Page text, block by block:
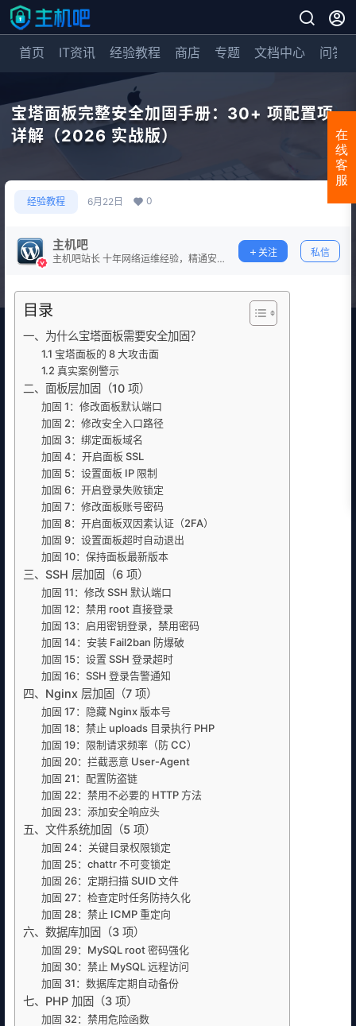
首页 IT资讯 经验教程 商店 专题 文档中心 问答
宝塔面板完整安全加固手册：30+ 项配置项
详解（2026 实战版）
经验教程 6月22日 0
主机吧
主机吧站长 十年网络运维经验，精通安
关注 私信
目录
一、为什么宝塔面板需要安全加固？
1.1 宝塔面板的 8 大攻击面
1.2 真实案例警示
二、面板层加固（10 项）
加固 1：修改面板默认端口
加固 2：修改安全入口路径
加固 3：绑定面板域名
加固 4：开启面板 SSL
加固 5：设置面板 IP 限制
加固 6：开启登录失败锁定
加固 7：修改面板账号密码
加固 8：开启面板双因素认证（2FA）
加固 9：设置面板超时自动退出
加固 10：保持面板最新版本
三、SSH 层加固（6 项）
加固 11：修改 SSH 默认端口
加固 12：禁用 root 直接登录
加固 13：启用密钥登录，禁用密码
加固 14：安装 Fail2ban 防爆破
加固 15：设置 SSH 登录超时
加固 16：SSH 登录告警通知
四、Nginx 层加固（7 项）
加固 17：隐藏 Nginx 版本号
加固 18：禁止 uploads 目录执行 PHP
加固 19：限制请求频率（防 CC）
加固 20：拦截恶意 User-Agent
加固 21：配置防盗链
加固 22：禁用不必要的 HTTP 方法
加固 23：添加安全响应头
五、文件系统加固（5 项）
加固 24：关键目录权限锁定
加固 25：chattr 不可变锁定
加固 26：定期扫描 SUID 文件
加固 27：检查定时任务防持久化
加固 28：禁止 ICMP 重定向
六、数据库加固（3 项）
加固 29：MySQL root 密码强化
加固 30：禁止 MySQL 远程访问
加固 31：数据库定期自动备份
七、PHP 加固（3 项）
加固 32：禁用危险函数
在
线
客
服